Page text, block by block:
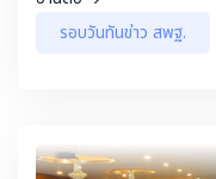
รัชกาลที่ 10 สู่การปฏิบั
รองเลขาธิการ กพฐ. :
รอบวันทันข่าว สพฐ.